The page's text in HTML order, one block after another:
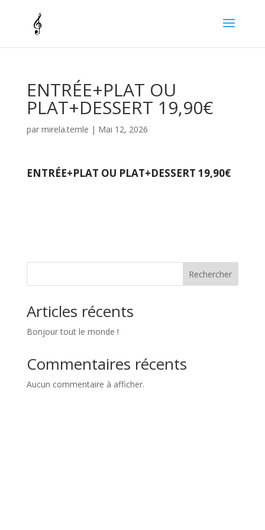
ENTRÉE+PLAT OU
PLAT+DESSERT 19,90€
par mirela.temle | Mai 12, 2026
ENTRÉE+PLAT OU PLAT+DESSERT 19,90€
Rechercher
Articles récents
Bonjour tout le monde !
Commentaires récents
Aucun commentaire à afficher.